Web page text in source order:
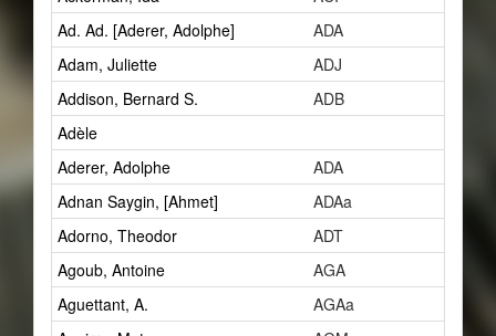
Ad. Ad. [Aderer, Adolphe]
ADA
Adam, Juliette
ADJ
Addison, Bernard S.
ADB
Adèle
Aderer, Adolphe
ADA
Adnan Saygin, [Ahmet]
ADAa
Adorno, Theodor
ADT
Agoub, Antoine
AGA
Aguettant, A.
AGAa